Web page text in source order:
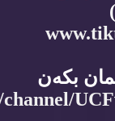
)
بكه‌ن